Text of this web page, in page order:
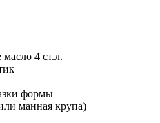
4 ст.л.
формы
манная крупа)